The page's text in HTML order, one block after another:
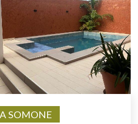
SOMONE